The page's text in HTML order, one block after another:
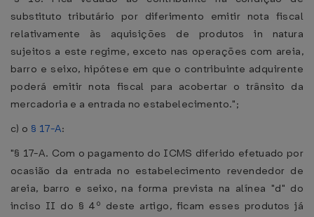
substituto tributário por diferimento emitir nota fiscal
relativamente às aquisições de produtos in natura
sujeitos a este regime, exceto nas operações com areia,
barro e seixo, hipótese em que o contribuinte adquirente
poderá emitir nota fiscal para acobertar o trânsito da
mercadoria e a entrada no estabelecimento.";
c) o § 17-A:
"§ 17-A. Com o pagamento do ICMS diferido efetuado por
ocasião da entrada no estabelecimento revendedor de
areia, barro e seixo, na forma prevista na alínea "d" do
inciso II do § 4º deste artigo, ficam esses produtos já